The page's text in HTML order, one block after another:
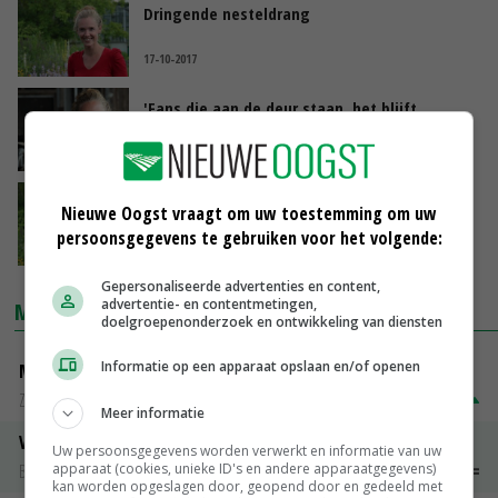
Dringende nesteldrang
17-10-2017
'Fans die aan de deur staan, het blijft
11-10-2017
Slagersknecht
10-10-2017
MARKTPRIJZEN
Magere melkpoeder
Zuivel NL
Vleeskuikens 2001-2600 gr
Barneveld
€ 1,09~ € 1,11
Nieuwe Oogst vraagt om uw toestemming om uw
persoonsgegevens te gebruiken voor het volgende:
Gepersonaliseerde advertenties en content,
advertentie- en contentmetingen,
doelgroepenonderzoek en ontwikkeling van diensten
Informatie op een apparaat opslaan en/of openen
Meer informatie
Uw persoonsgegevens worden verwerkt en informatie van uw
apparaat (cookies, unieke ID's en andere apparaatgegevens)
kan worden opgeslagen door, geopend door en gedeeld met